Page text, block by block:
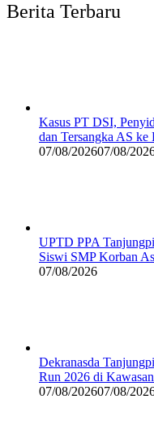
Berita Terbaru
Kasus PT DSI,
dan Tersangka AS
07/08/202607/08/
UPTD PPA
Siswi SMP Korban
07/08/2026
Dekranasda
Run 2026 di
07/08/202607/08/